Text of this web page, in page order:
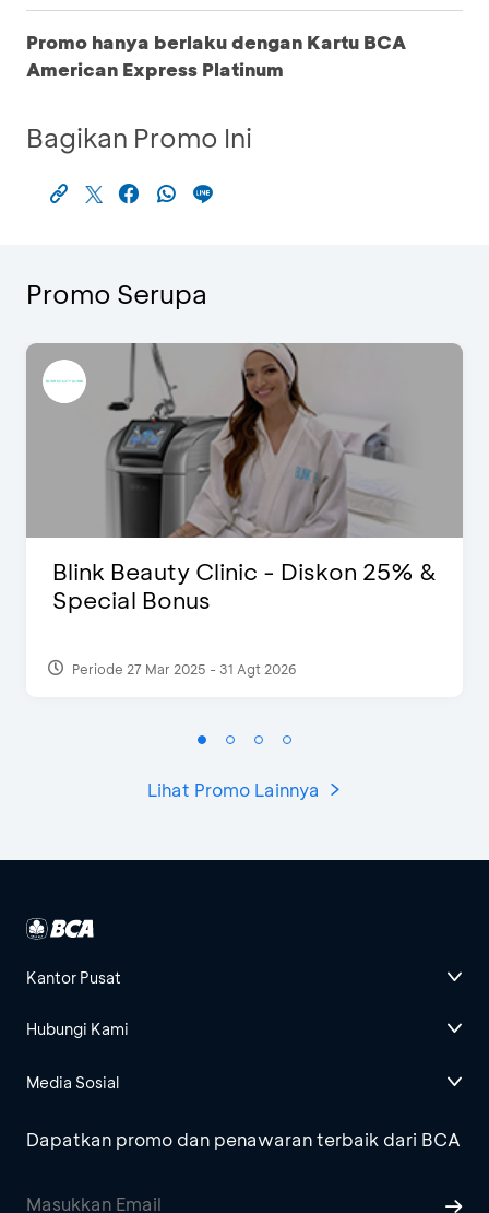
Promo hanya berlaku dengan Kartu BCA
American Express Platinum
Bagikan Promo Ini
Promo Serupa
Blink Beauty Clinic - Diskon 25% &
Special Bonus
Periode 27 Mar 2025 - 31 Agt 2026
Lihat Promo Lainnya
Kantor Pusat
Hubungi Kami
Media Sosial
Dapatkan promo dan penawaran terbaik dari BCA